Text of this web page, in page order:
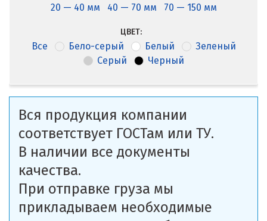
20 — 40 мм
40 — 70 мм 70 — 150 мм
ЦВЕТ:
Все Бело-серый Белый
Зеленый
Серый
Черный
Вся продукция компании
соответствует ГОСТам или ТУ.
В наличии все документы
качества.
При отправке груза мы
прикладываем необходимые